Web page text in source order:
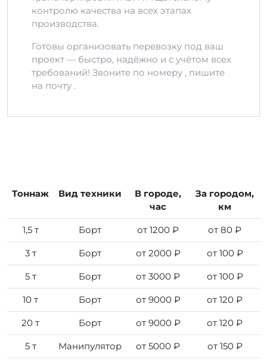
контролю качества на всех этапах
производства.
Готовы организовать перевозку под ваш
проект — быстро, надёжно и с учётом всех
требований! Звоните по номеру , пишите
на почту .
Тоннаж Вид техники
В городе,
час
За городом,
км
1,5 т Борт от 1200 ₽ от 80 ₽
3 т Борт от 2000 ₽ от 100 ₽
5 т Борт от 3000 ₽ от 100 ₽
10 т Борт от 9000 ₽ от 120 ₽
20 т Борт от 9000 ₽ от 120 ₽
5 т Манипулятор от 5000 ₽ от 150 ₽